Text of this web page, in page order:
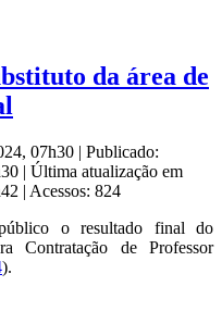
da área de
07h30 | Publicado:
| Última atualização em
| Acessos: 824
o resultado final do
Contratação de Professor
).